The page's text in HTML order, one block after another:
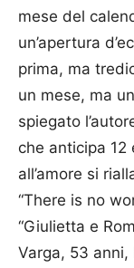
mese del
un’apertura
prima, ma
un mese, ma
spiegato
che anticipa 12
all’amore si
“There is no
“Giulietta e
Varga, 53